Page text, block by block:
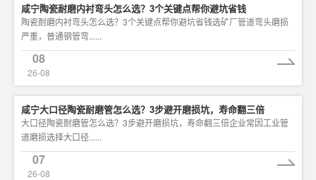
咸宁陶瓷耐磨内衬弯头怎么选？3个关键点帮你避坑省钱
陶瓷耐磨内衬弯头怎么选？3个关键点帮你避坑省钱选矿厂管道弯头磨损
严重，普通钢管弯......
08
26-08
咸宁大口径陶瓷耐磨管怎么选？3步避开磨损坑，寿命翻三倍
大口径陶瓷耐磨管怎么选？3步避开磨损坑，寿命翻三倍企业常因工业管
道磨损选择大口径......
07
26-08